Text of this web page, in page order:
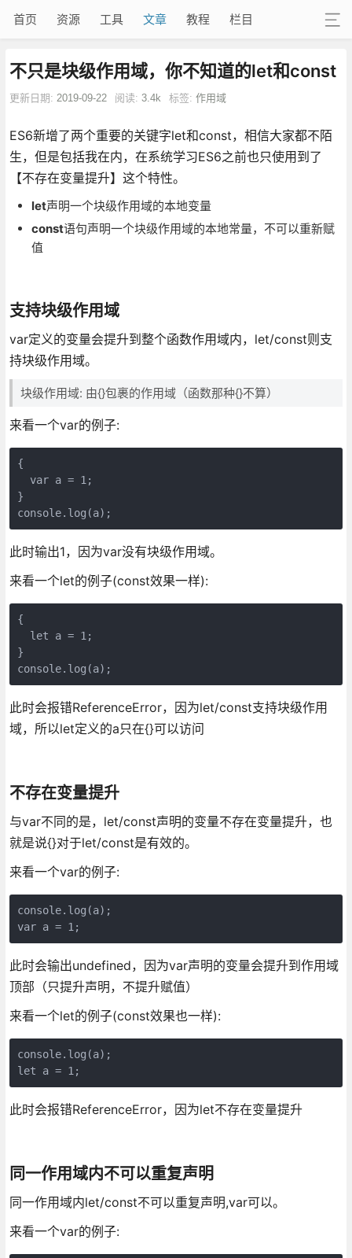
首页 资源 工具 文章 教程 栏目
不只是块级作用域，你不知道的let和const
更新日期: 2019-09-22 阅读: 3.4k 标签: 作用域
ES6新增了两个重要的关键字let和const，相信大家都不陌
生，但是包括我在内，在系统学习ES6之前也只使用到了
【不存在变量提升】这个特性。
let声明一个块级作用域的本地变量
const语句声明一个块级作用域的本地常量，不可以重新赋
值
支持块级作用域
var定义的变量会提升到整个函数作用域内，let/const则支
持块级作用域。
块级作用域: 由{}包裹的作用域（函数那种{}不算）
来看一个var的例子:
{
  var a = 1;
}
console.log(a);
此时输出1，因为var没有块级作用域。
来看一个let的例子(const效果一样):
{
  let a = 1;
}
console.log(a);
此时会报错ReferenceError，因为let/const支持块级作用
域，所以let定义的a只在{}可以访问
不存在变量提升
与var不同的是，let/const声明的变量不存在变量提升，也
就是说{}对于let/const是有效的。
来看一个var的例子:
console.log(a);
var a = 1;
此时会输出undefined，因为var声明的变量会提升到作用域
顶部（只提升声明，不提升赋值）
来看一个let的例子(const效果也一样):
console.log(a);
此时会报错ReferenceError，因为let不存在变量提升
同一作用域内不可以重复声明
同一作用域内let/const不可以重复声明,var可以。
来看一个var的例子: